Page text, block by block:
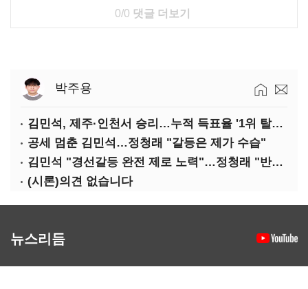
0/0 댓글 더보기
박주용
김민석, 제주·인천서 승리…누적 득표율 '1위 탈환'(종합)
공세 멈춘 김민석…정청래 "갈등은 제가 수습"
김민석 "경선갈등 완전 제로 노력"…정청래 "반명 공세 사과부터"
(시론)의견 없습니다
뉴스리듬